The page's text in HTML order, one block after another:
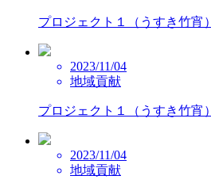
プロジェクト１（うすき竹宵）
2023/11/04
地域貢献
プロジェクト１（うすき竹宵）
2023/11/04
地域貢献